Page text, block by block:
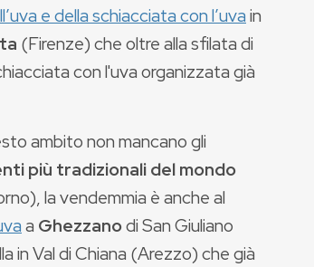
e della schiacciata con l’uvain
(Firenze) che oltre alla sfilata di
con l'uva organizzata già
ambito non mancano gli
più tradizionali del mondo
la vendemmia è anche al
a Ghezzanodi San Giuliano
in Val di Chiana (Arezzo) che già